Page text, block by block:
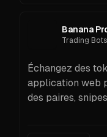
Banana
Trading Bots
Échangez des
application web
des paires,